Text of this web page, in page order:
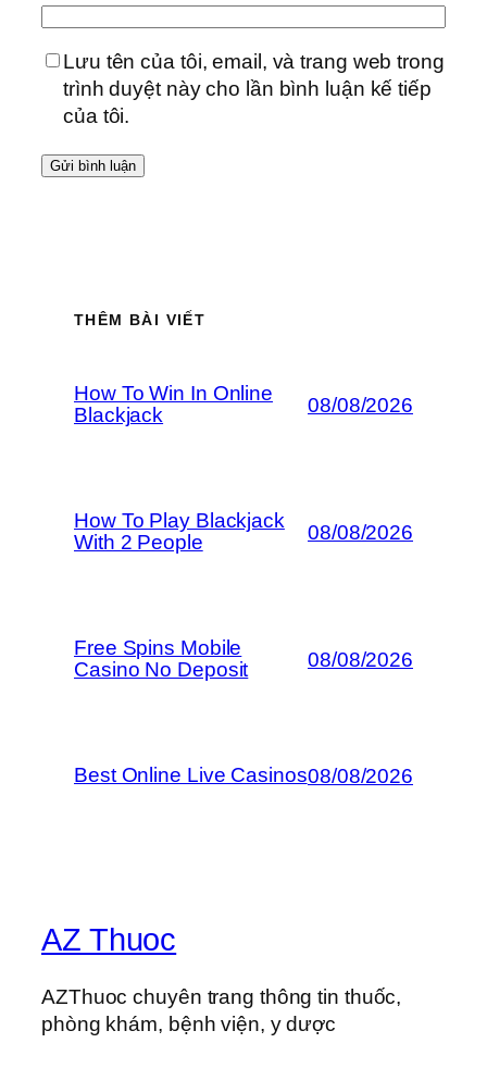
Lưu tên của tôi, email, và trang web trong
trình duyệt này cho lần bình luận kế tiếp
của tôi.
THÊM BÀI VIẾT
How To Win In Online
Blackjack
08/08/2026
How To Play Blackjack
With 2 People
08/08/2026
Free Spins Mobile
Casino No Deposit
08/08/2026
Best Online Live Casinos08/08/2026
AZ Thuoc
AZThuoc chuyên trang thông tin thuốc,
phòng khám, bệnh viện, y dược